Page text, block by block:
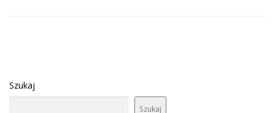
Szukaj
Szukaj